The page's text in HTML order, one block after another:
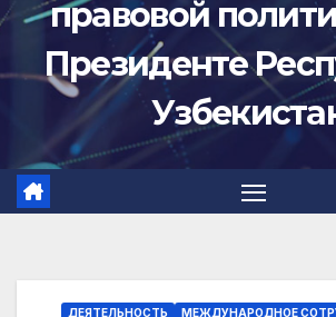
правовой
Президенте
ДЕЯТЕЛЬНОСТЬ
МЕЖДУНАРОДНОЕ